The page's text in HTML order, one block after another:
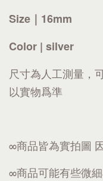
Size｜16mm
Color | silver
尺寸為人工測量，
以實物爲準
∞商品皆為實拍圖
∞商品可能有些微